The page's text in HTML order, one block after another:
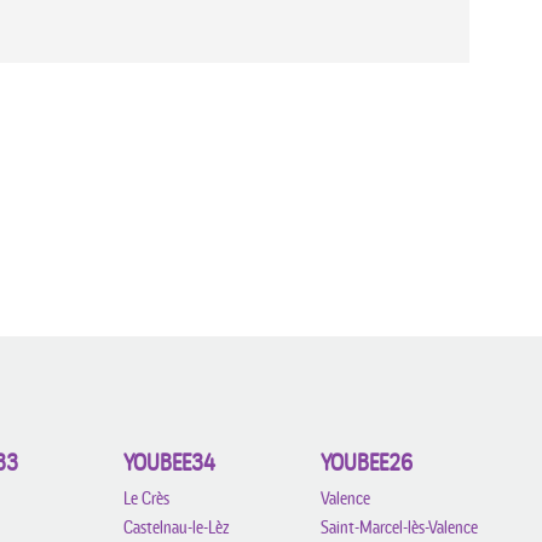
YOUBEE34
Le Crès
Castelnau-le-Lèz
YOUBEE26
Valence
Saint-Marcel-lès-Valence